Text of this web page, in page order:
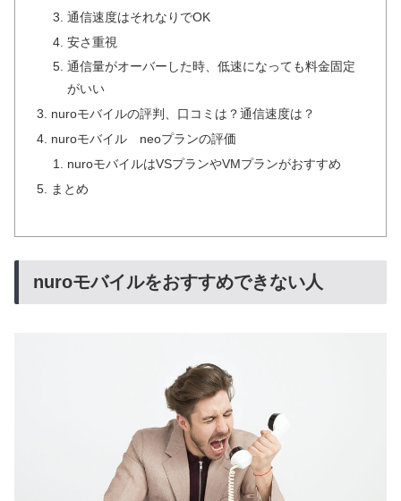
通信速度はそれなりでOK
安さ重視
通信量がオーバーした時、低速になっても料金固定
がいい
nuroモバイルの評判、口コミは？通信速度は？
nuroモバイル neoプランの評価
nuroモバイルはVSプランやVMプランがおすすめ
まとめ
nuroモバイルをおすすめできない人